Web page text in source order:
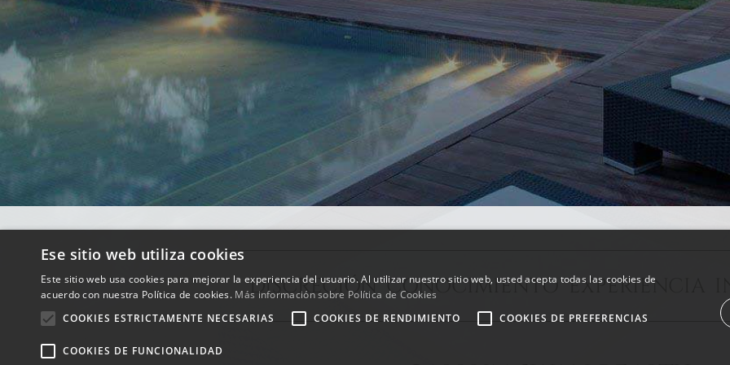
DISCRECIÓN CONOCIMIENTO EXPERIENCIA
Ese sitio web utiliza cookies
Este sitio web usa cookies para mejorar la experiencia del usuario. Al utilizar nuestro sitio web, usted acepta todas las cookies de
acuerdo con nuestra Política de cookies. Más información sobre Política de Cookies
COOKIES ESTRICTAMENTE NECESARIAS
COOKIES DE RENDIMIENTO COOKIES DE PREFERENCIAS
COOKIES DE FUNCIONALIDAD